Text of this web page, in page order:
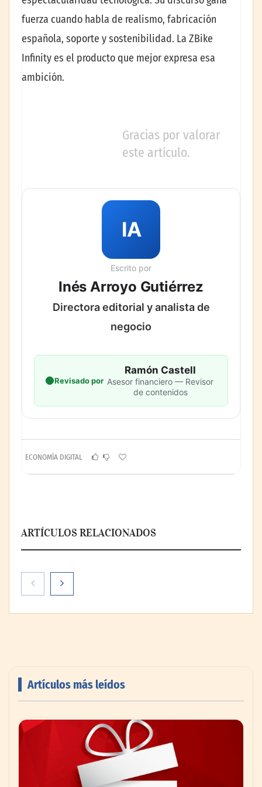
fuerza cuando habla de realismo, fabricación
española, soporte y sostenibilidad. La ZBike
Infinity es el producto que mejor expresa esa
ambición.
Gracias por valorar
este artículo.
IA
Escrito por
Inés Arroyo Gutiérrez
Directora editorial y analista de
negocio
Revisado por
Ramón Castell
Asesor financiero — Revisor
de contenidos
ECONOMÍA DIGITAL
ARTÍCULOS RELACIONADOS
impulsando la colaboración en el sector
Artículos más leídos